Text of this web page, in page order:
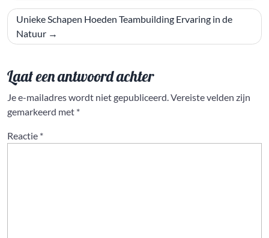
Unieke Schapen Hoeden Teambuilding Ervaring in de
Natuur
Laat een antwoord achter
Je e-mailadres wordt niet gepubliceerd.Vereiste velden zijn
gemarkeerd met *
Reactie *